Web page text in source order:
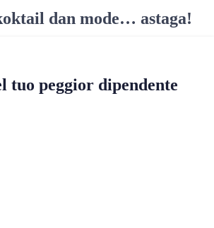
dan mode… astaga!
tuo peggior dipendente